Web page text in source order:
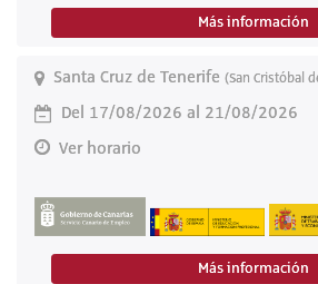
Más información
Santa Cruz de Tenerife (San Cristóbal
Del 17/08/2026 al 21/08/2026
Ver horario
Más información